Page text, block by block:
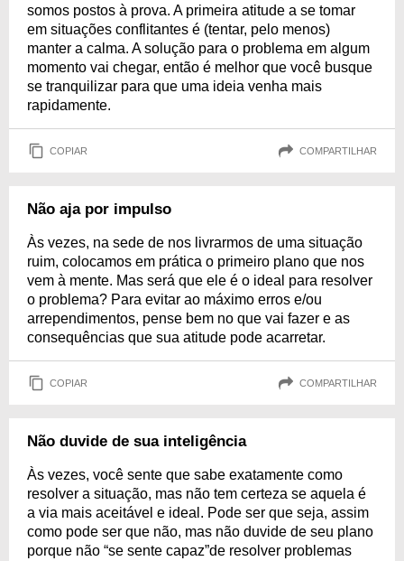
somos postos à prova. A primeira atitude a se tomar
em situações conflitantes é (tentar, pelo menos)
manter a calma. A solução para o problema em algum
momento vai chegar, então é melhor que você busque
se tranquilizar para que uma ideia venha mais
rapidamente.
COPIAR COMPARTILHAR
Não aja por impulso
Às vezes, na sede de nos livrarmos de uma situação
ruim, colocamos em prática o primeiro plano que nos
vem à mente. Mas será que ele é o ideal para resolver
o problema? Para evitar ao máximo erros e/ou
arrependimentos, pense bem no que vai fazer e as
consequências que sua atitude pode acarretar.
COPIAR COMPARTILHAR
Não duvide de sua inteligência
Às vezes, você sente que sabe exatamente como
resolver a situação, mas não tem certeza se aquela é
a via mais aceitável e ideal. Pode ser que seja, assim
como pode ser que não, mas não duvide de seu plano
porque não “se sente capaz”de resolver problemas